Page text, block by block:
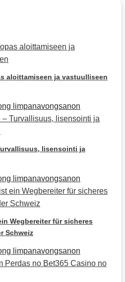
aloittamiseen ja vastuulliseen
limpanavongsanon
lisensointi ja
limpanavongsanon
Wegbereiter für sicheres
Schweiz
limpanavongsanon